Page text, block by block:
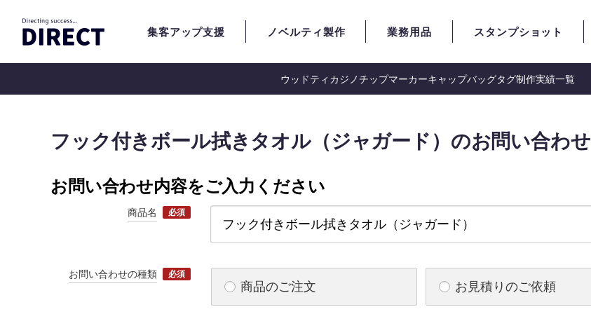
集客アップ支援 ノベルティ製作
ウッドティ カジノチップマーカーキャップバッグタグ制作実績一覧
業務用品 スタンプショット
フック付きボール拭きタオル（ジャガード）のお問い合わせ
お問い合わせ内容をご入力ください
商品名 必須
お問い合わせの種類 必須
商品のご注文 お見積りのご依頼